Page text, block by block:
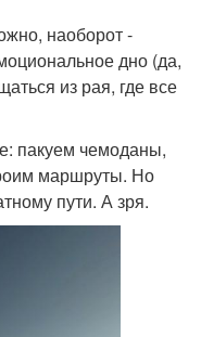
наоборот -
дно (да,
из рая, где все
пакуем чемоданы,
маршруты. Но
пути. А зря.